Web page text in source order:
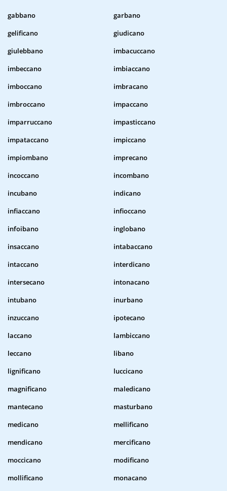
gabbano
garbano
gelificano
giudicano
giulebbano
imbacuccano
imbeccano
imbiaccano
imboccano
imbracano
imbroccano
impaccano
imparruccano
impasticcano
impataccano
impiccano
impiombano
imprecano
incoccano
incombano
incubano
indicano
infiaccano
infioccano
infoibano
inglobano
insaccano
intabaccano
intaccano
interdicano
intersecano
intonacano
intubano
inurbano
inzuccano
ipotecano
laccano
lambiccano
leccano
libano
lignificano
luccicano
magnificano
maledicano
mantecano
masturbano
medicano
mellificano
mendicano
mercificano
moccicano
modificano
mollificano
monacano